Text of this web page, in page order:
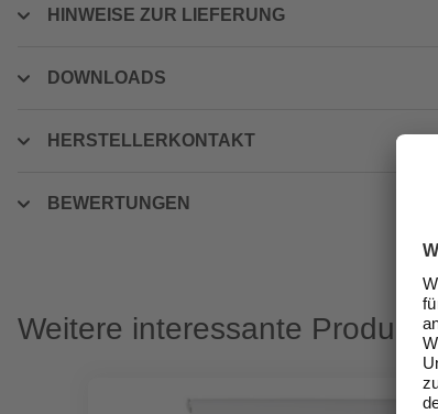
HINWEISE ZUR LIEFERUNG
DOWNLOADS
HERSTELLERKONTAKT
BEWERTUNGEN
Weitere interessante Produkte